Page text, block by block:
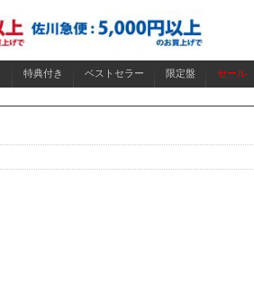
特典付き ベストセラー 限定盤 セール